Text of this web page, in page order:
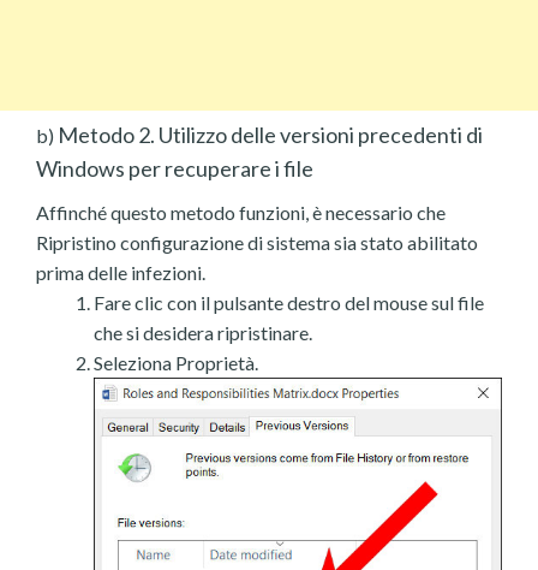
b) Metodo 2. Utilizzo delle versioni precedenti di
Windows per recuperare i file
Affinché questo metodo funzioni, è necessario che
Ripristino configurazione di sistema sia stato abilitato
prima delle infezioni.
Fare clic con il pulsante destro del mouse sul file
che si desidera ripristinare.
Seleziona Proprietà.